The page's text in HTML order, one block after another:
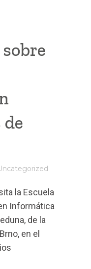
la Escuela
Informática
de la
en el